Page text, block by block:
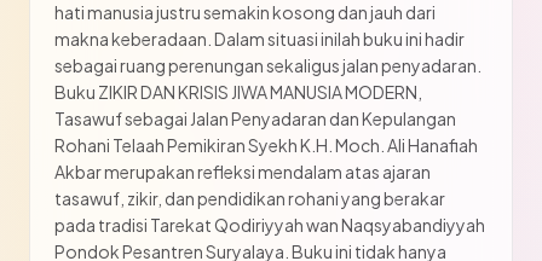
hati manusia justru semakin kosong dan jauh dari
makna keberadaan. Dalam situasi inilah buku ini hadir
sebagai ruang perenungan sekaligus jalan penyadaran.
Buku ZIKIR DAN KRISIS JIWA MANUSIA MODERN,
Tasawuf sebagai Jalan Penyadaran dan Kepulangan
Rohani Telaah Pemikiran Syekh K.H. Moch. Ali Hanafiah
Akbar merupakan refleksi mendalam atas ajaran
tasawuf, zikir, dan pendidikan rohani yang berakar
pada tradisi Tarekat Qodiriyyah wan Naqsyabandiyyah
Pondok Pesantren Suryalaya. Buku ini tidak hanya